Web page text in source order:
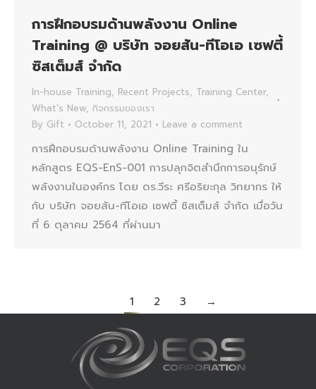
การฝึกอบรมด้านพลังงาน Online
Training @ บริษัท จอยสัน-ทีโอเอ เซฟตี้
ซิสเต็มส์ จำกัด
In-house Training, Recent Projects, Training Center,
What's New, กิจกรรมของเรา
By Gift October 11, 2021 Leave a comment
การฝึกอบรมด้านพลังงาน Online Training ใน
หลักสูตร EQS-EnS-001 การปลุกจิตสำนึกการอนุรักษ์
พลังงานในองค์กร โดย ดร.วีระ ศรีอริยะกุล วิทยากร ให้
กับ บริษัท จอยสัน-ทีโอเอ เซฟตี้ ซิสเต็มส์ จำกัด เมื่อวัน
ที่ 6 ตุลาคม 2564 ที่ผ่านมา
1 2 3 →